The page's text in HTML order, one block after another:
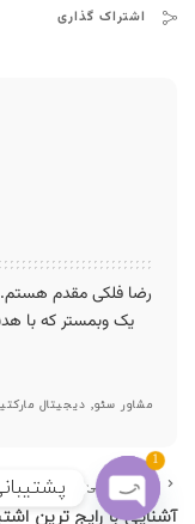
اشتراک گذاری
رضا فلکی مقدم هستم.
یک وبمستر که با
مشاور سئو, دیجیتال
مطلب قبلی
آشنایی با رایج ترین
1